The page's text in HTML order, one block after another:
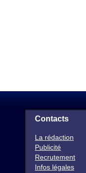
Contacts
La rédaction
Publicité
Recrutement
Infos légales